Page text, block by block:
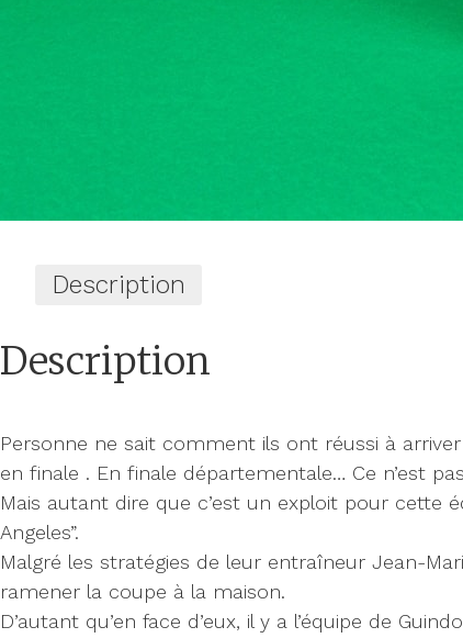
Description
Description
Personne ne sait comment ils ont réussi à
en finale . En finale départementale… Ce n’est
Mais autant dire que c’est un exploit pour cette
Angeles”.
Malgré les stratégies de leur entraîneur Jean-
ramener la coupe à la maison.
D’autant qu’en face d’eux, il y a l’équipe de